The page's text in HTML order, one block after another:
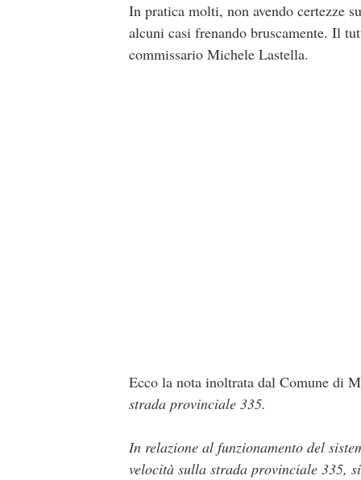
In pratica molti, non avendo certezze
alcuni casi frenando bruscamente. Il
commissario Michele Lastella.
Ecco la nota inoltrata dal Comune di
strada provinciale 335.
In relazione al funzionamento del
velocità sulla strada provinciale 335,